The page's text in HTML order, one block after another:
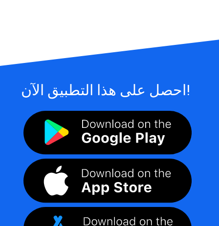
احصل على هذا التطبيق الآن!